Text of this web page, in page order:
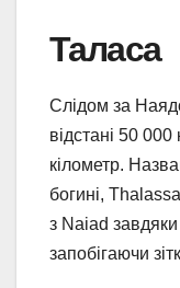
Таласа
Слідом за
відстані 50 000
кілометр.
богині,
з Naiad
запобігаючи